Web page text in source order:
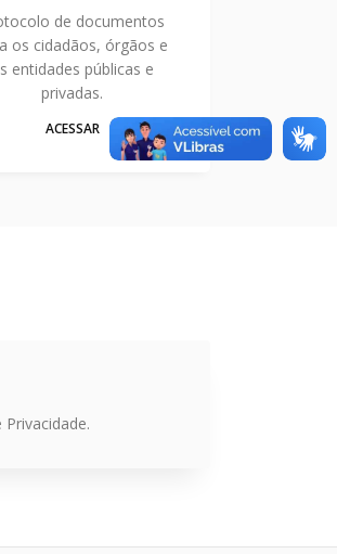
de documentos
os cidadãos, órgãos e
entidades públicas e
privadas.
ACESSAR